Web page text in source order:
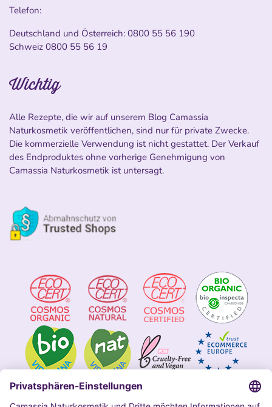
Telefon:
Deutschland und Österreich: 0800 55 56 190
Schweiz 0800 55 56 19
Wichtig
Alle Rezepte, die wir auf unserem Blog Camassia
Naturkosmetik veröffentlichen, sind nur für private Zwecke.
Die kommerzielle Verwendung ist nicht gestattet. Der Verkauf
des Endproduktes ohne vorherige Genehmigung von
Camassia Naturkosmetik ist untersagt.